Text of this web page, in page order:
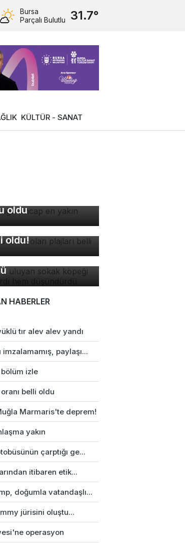
Bursa
Parçalı Bulutlu
31.7°
KÜLTÜR - SANAT
oldu
temiz olan
oldu!uluyan
hem
hem
HABERLER
tır alev alev yandı
paylaşı...
izle
belli oldu
Marmaris'te deprem!
yakın
çarptığı ge...
itibaren etik...
doğumla vatandaşlı...
jürisini oluştu...
operasyon